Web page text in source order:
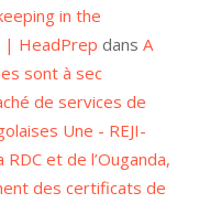
| HeadPrepdans
sont à sec
de services de
Une - REJI-
et de l’Ouganda,
des certificats de